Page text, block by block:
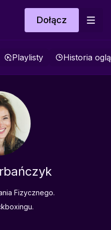
Dołącz
Playlisty Historia
Fizycznego.